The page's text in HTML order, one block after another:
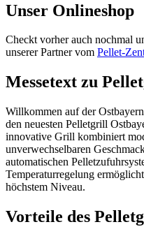
Unser Onlineshop
Checkt vorher auch nochmal
unserer Partner vom Pellet-
Messetext zu
Willkommen auf der
den neuesten Pelletgrill
innovative Grill kombiniert
unverwechselbaren
automatischen
Temperaturregelung
höchstem Niveau.
Vorteile des